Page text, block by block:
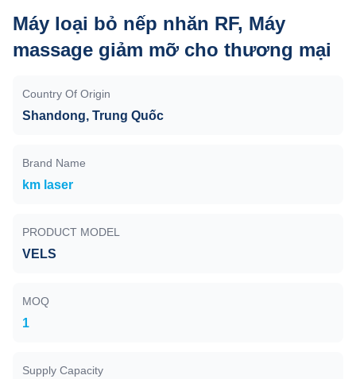
Máy loại bỏ nếp nhăn RF, Máy
massage giảm mỡ cho thương mại
Country Of Origin
Shandong, Trung Quốc
Brand Name
km laser
PRODUCT MODEL
VELS
MOQ
1
Supply Capacity